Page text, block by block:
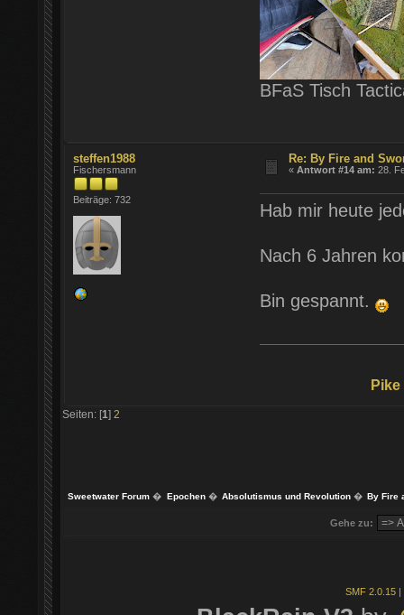
BFaS Tisch
steffen1988
Fischersmann
Beiträge: 732
Re: By Fire and
«Antwort #14 am: 28.
Hab mir heute
Nach 6 Jahren
Bin gespannt.
Pike
Seiten: [1] 2
Sweetwater Forum � Epochen� Absolutismus und Revolution� By Fire
Gehe zu:
SMF 2.0.15 |